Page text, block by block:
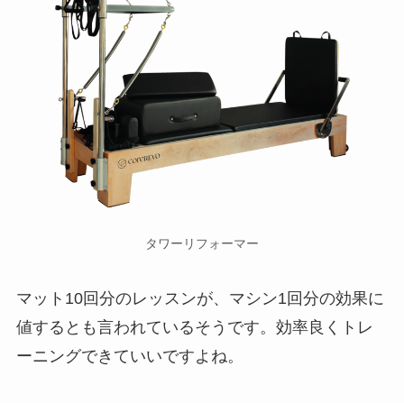
タワーリフォーマー
マット10回分のレッスンが、マシン1回分の効果に
値するとも言われているそうです。効率良くトレ
ーニングできていいですよね。